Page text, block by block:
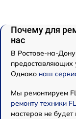
Почему для
нас
В Ростове-на-
предоставляющих
Однако наш
Мы ремонтируем
ремонту техники
мастеров не